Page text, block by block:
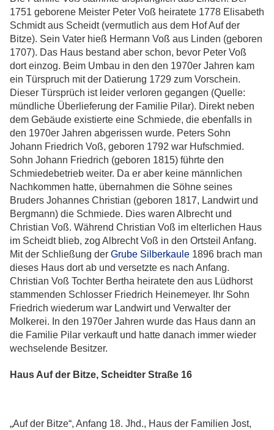
1751 geborene Meister Peter Voß heiratete 1778 Elisabeth
Schmidt aus Scheidt (vermutlich aus dem Hof Auf der
Bitze). Sein Vater hieß Hermann Voß aus Linden (geboren
1707). Das Haus bestand aber schon, bevor Peter Voß
dort einzog. Beim Umbau in den den 1970er Jahren kam
ein Türspruch mit der Datierung 1729 zum Vorschein.
Dieser Türsprüch ist leider verloren gegangen (Quelle:
mündliche Überlieferung der Familie Pilar). Direkt neben
dem Gebäude existierte eine Schmiede, die ebenfalls in
den 1970er Jahren abgerissen wurde. Peters Sohn
Johann Friedrich Voß, geboren 1792 war Hufschmied.
Sohn Johann Friedrich (geboren 1815) führte den
Schmiedebetrieb weiter. Da er aber keine männlichen
Nachkommen hatte, übernahmen die Söhne seines
Bruders Johannes Christian (geboren 1817, Landwirt und
Bergmann) die Schmiede. Dies waren Albrecht und
Christian Voß. Während Christian Voß im elterlichen Haus
im Scheidt blieb, zog Albrecht Voß in den Ortsteil Anfang.
Mit der Schließung der Grube Silberkaule 1896 brach man
dieses Haus dort ab und versetzte es nach Anfang.
Christian Voß Tochter Bertha heiratete den aus Lüdhorst
stammenden Schlosser Friedrich Heinemeyer. Ihr Sohn
Friedrich wiederum war Landwirt und Verwalter der
Molkerei. In den 1970er Jahren wurde das Haus dann an
die Familie Pilar verkauft und hatte danach immer wieder
wechselende Besitzer.
Haus Auf der Bitze, Scheidter Straße 16
„Auf der Bitze“, Anfang 18. Jhd., Haus der Familien Jost,